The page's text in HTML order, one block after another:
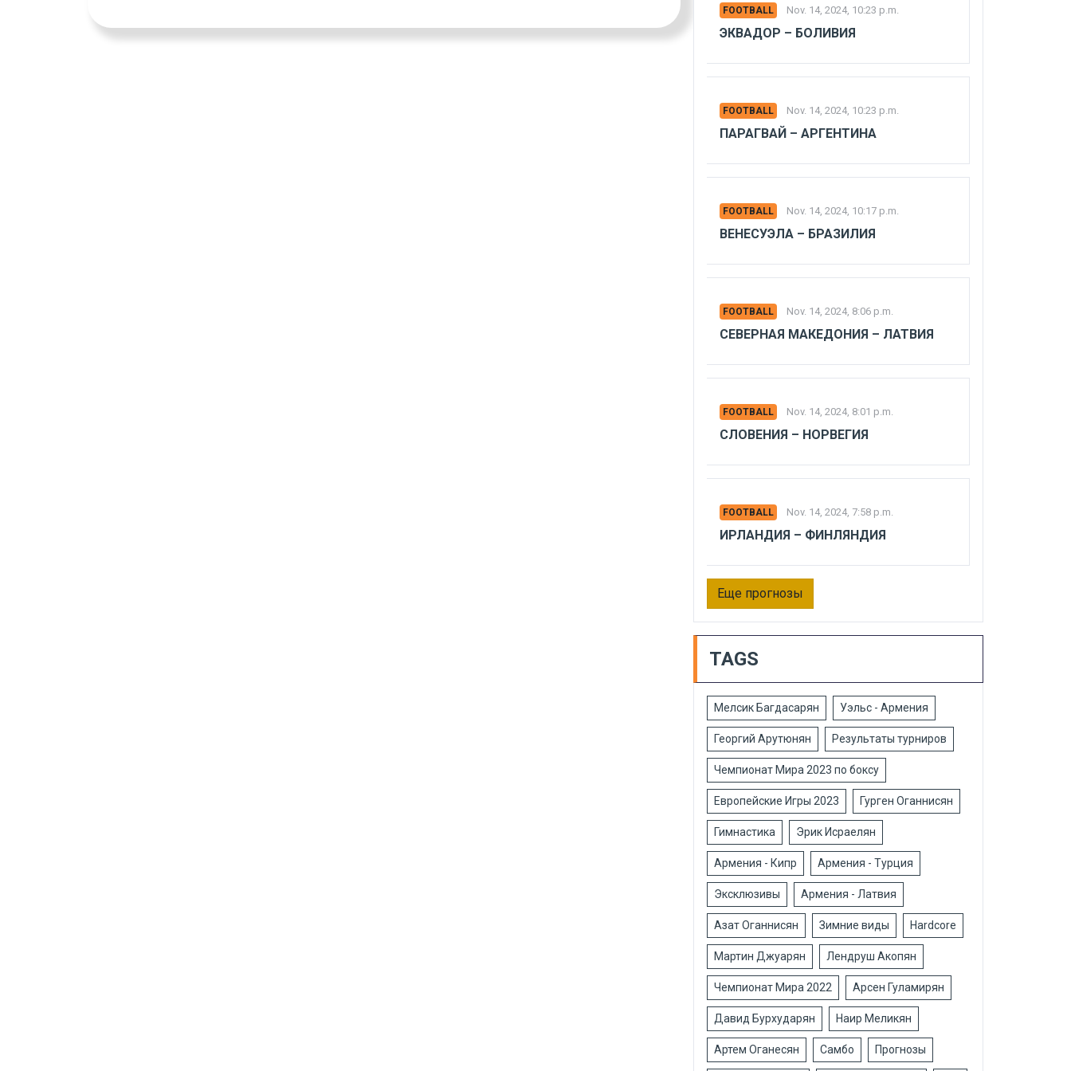
FOOTBALL Nov. 14, 2024, 10:23 p.m.
ЭКВАДОР – БОЛИВИЯ
FOOTBALL Nov. 14, 2024, 10:23 p.m.
ПАРАГВАЙ – АРГЕНТИНА
FOOTBALL Nov. 14, 2024, 10:17 p.m.
ВЕНЕСУЭЛА – БРАЗИЛИЯ
FOOTBALL Nov. 14, 2024, 8:06 p.m.
СЕВЕРНАЯ МАКЕДОНИЯ – ЛАТВИЯ
FOOTBALL Nov. 14, 2024, 8:01 p.m.
СЛОВЕНИЯ – НОРВЕГИЯ
FOOTBALL Nov. 14, 2024, 7:58 p.m.
ИРЛАНДИЯ – ФИНЛЯНДИЯ
Еще прогнозы
TAGS
Мелсик Багдасарян Уэльс - Армения
Георгий Арутюнян Результаты турниров
Чемпионат Мира 2023 по боксу
Европейские Игры 2023 Гурген Оганнисян
Гимнастика Эрик Исраелян
Армения - Кипр Армения - Турция
Эксклюзивы Армения - Латвия
Азат Оганнисян Зимние виды Hardcore
Мартин Джуарян Лендруш Акопян
Чемпионат Мира 2022 Арсен Гуламирян
Давид Бурхударян Наир Меликян
Артем Оганесян Самбо Прогнозы